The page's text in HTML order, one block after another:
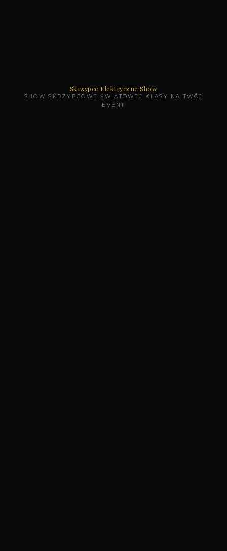
Skrzypce Elektryczne Show
SHOW SKRZYPCOWE ŚWIATOWEJ KLASY NA TWÓJ
EVENT